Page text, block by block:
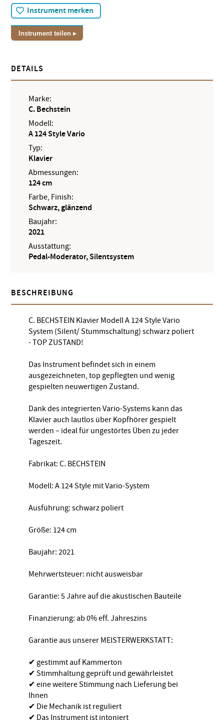
Instrument merken
Instrument teilen
DETAILS
Marke:
C. Bechstein
Modell:
A 124 Style Vario
Typ:
Klavier
Abmessungen:
124 cm
Farbe, Finish:
Schwarz, glänzend
Baujahr:
2021
Ausstattung:
Pedal-Moderator, Silentsystem
BESCHREIBUNG
C. BECHSTEIN Klavier Modell A 124 Style Vario
System (Silent/ Stummschaltung) schwarz poliert
- TOP ZUSTAND!
Das Instrument befindet sich in einem
ausgezeichneten, top gepflegten und wenig
gespielten neuwertigen Zustand.
Dank des integrierten Vario-Systems kann das
Klavier auch lautlos über Kopfhörer gespielt
werden – ideal für ungestörtes Üben zu jeder
Tageszeit.
Fabrikat: C. BECHSTEIN
Modell: A 124 Style mit Vario-System
Ausführung: schwarz poliert
Größe: 124 cm
Baujahr: 2021
Mehrwertsteuer: nicht ausweisbar
Garantie: 5 Jahre auf die akustischen Bauteile
Finanzierung: ab 0% eff. Jahreszins
Garantie aus unserer MEISTERWERKSTATT:
✔ gestimmt auf Kammerton
✔ Stimmhaltung geprüft und gewährleistet
✔ eine weitere Stimmung nach Lieferung bei
Ihnen
✔ Die Mechanik ist reguliert
✔ Das Instrument ist intoniert